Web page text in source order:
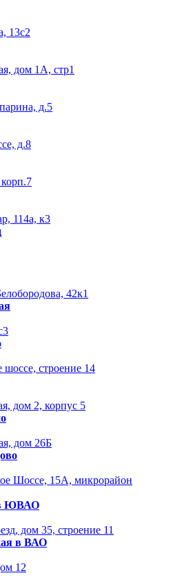
13с2
дом 1А, стр1
д.5
д.8
114а, к3
42к1
строение 14
дом 2, корпус 5
дом 26Б
Шоссе, 15А, микрорайон
в ЮВАО
дом 35, строение 11
в ВАО
12